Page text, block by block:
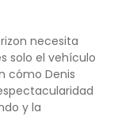
necesita
solo el vehículo
cómo Denis
y la